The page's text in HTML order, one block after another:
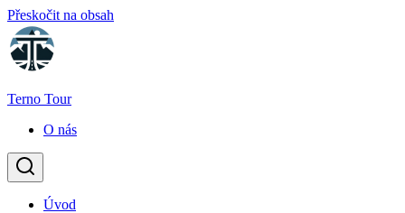
Přeskočit na obsah
Terno Tour
O nás
Úvod